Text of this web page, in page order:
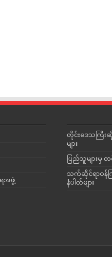
အဖွဲ့
တိုင်းဒေသကြီ
များ
ပြည်သူများမှ တ
သက်ဆိုင်ရာဝန်ကြီ
နံပါတ်များ